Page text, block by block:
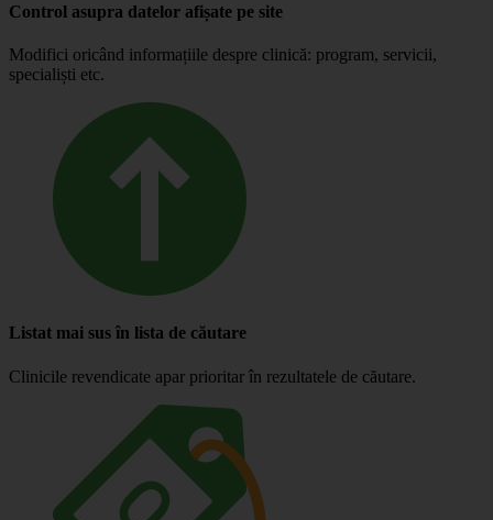
Control asupra datelor afișate pe site
Modifici oricând informațiile despre clinică: program, servicii,
specialiști etc.
Listat mai sus în lista de căutare
Clinicile revendicate apar prioritar în rezultatele de căutare.